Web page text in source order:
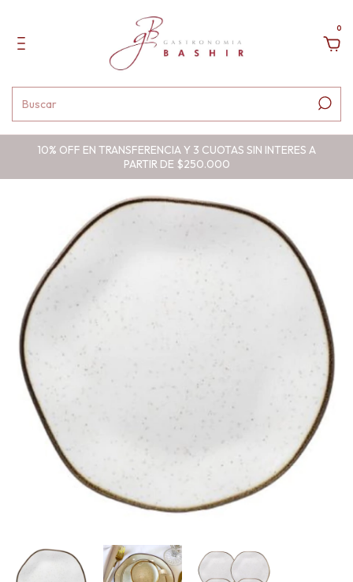
0
10% OFF EN TRANSFERENCIA Y 3 CUOTAS SIN INTERES A
PARTIR DE $250.000